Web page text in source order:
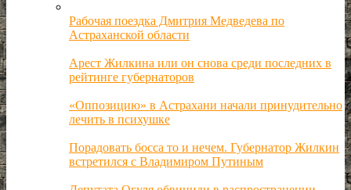
Рабочая поездка Дмитрия Медведева по
Астраханской области
Арест Жилкина или он снова среди последних в
рейтинге губернаторов
«Оппозицию» в Астрахани начали принудительно
лечить в психушке
Порадовать босса то и нечем. Губернатор Жилкин
встретился с Владимиром Путиным